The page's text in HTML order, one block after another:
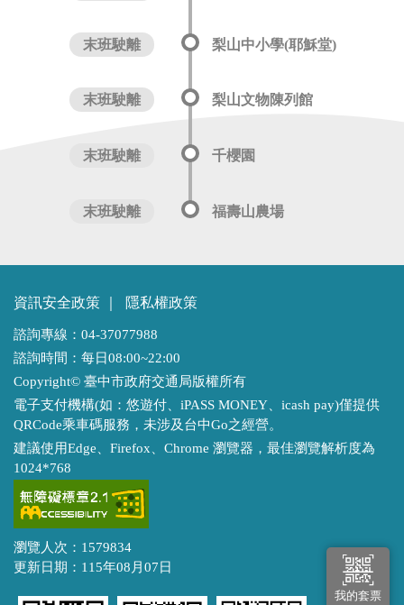
末班駛離 梨山中小學(耶穌堂)
末班駛離 梨山文物陳列館
末班駛離 千櫻園
末班駛離 福壽山農場
資訊安全政策 隱私權政策
諮詢專線：04-37077988
諮詢時間：每日08:00~22:00
Copyright© 臺中市政府交通局版權所有
電子支付機構(如：悠遊付、iPASS MONEY、icash pay)僅提供
QRCode乘車碼服務，未涉及台中Go之經營。
建議使用Edge、Firefox、Chrome 瀏覽器，最佳瀏覽解析度為
1024*768
瀏覽人次：1579834
更新日期：115年08月07日
我的套票